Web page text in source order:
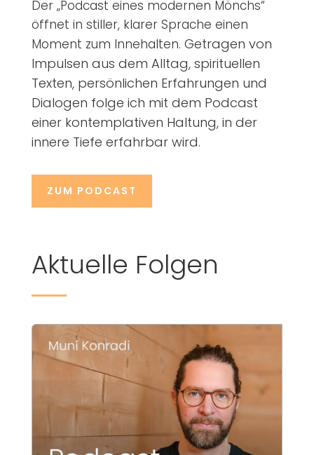
Der „Podcast eines modernen Mönchs“
öffnet in stiller, klarer Sprache einen
Moment zum Innehalten. Getragen von
Impulsen aus dem Alltag, spirituellen
Texten, persönlichen Erfahrungen und
Dialogen folge ich mit dem Podcast
einer kontemplativen Haltung, in der
innere Tiefe erfahrbar wird.
ZUM PODCAST
Aktuelle Folgen